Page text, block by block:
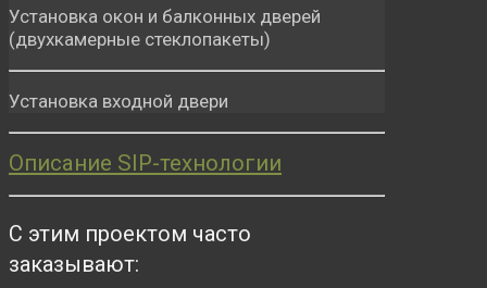
Установка окон и балконных дверей
(двухкамерные стеклопакеты)
Установка входной двери
Описание SIP-технологии
С этим проектом часто
заказывают: